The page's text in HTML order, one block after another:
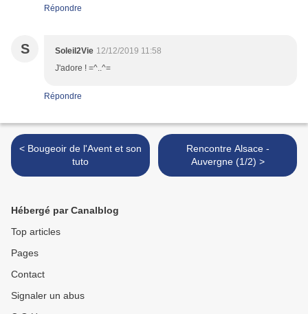
Répondre
S Soleil2Vie 12/12/2019 11:58
J'adore ! =^..^=
Répondre
< Bougeoir de l'Avent et son
tuto
Rencontre Alsace -
Auvergne (1/2) >
Hébergé par Canalblog
Top articles
Pages
Contact
Signaler un abus